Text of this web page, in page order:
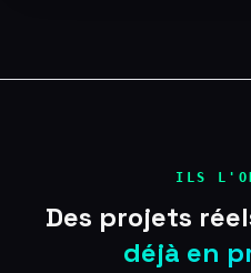
ILS
Des projets
déjà en